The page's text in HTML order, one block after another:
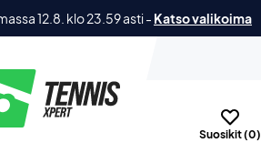
12.8. klo 23.59 asti- Katso valikoima
Suosikit (0)